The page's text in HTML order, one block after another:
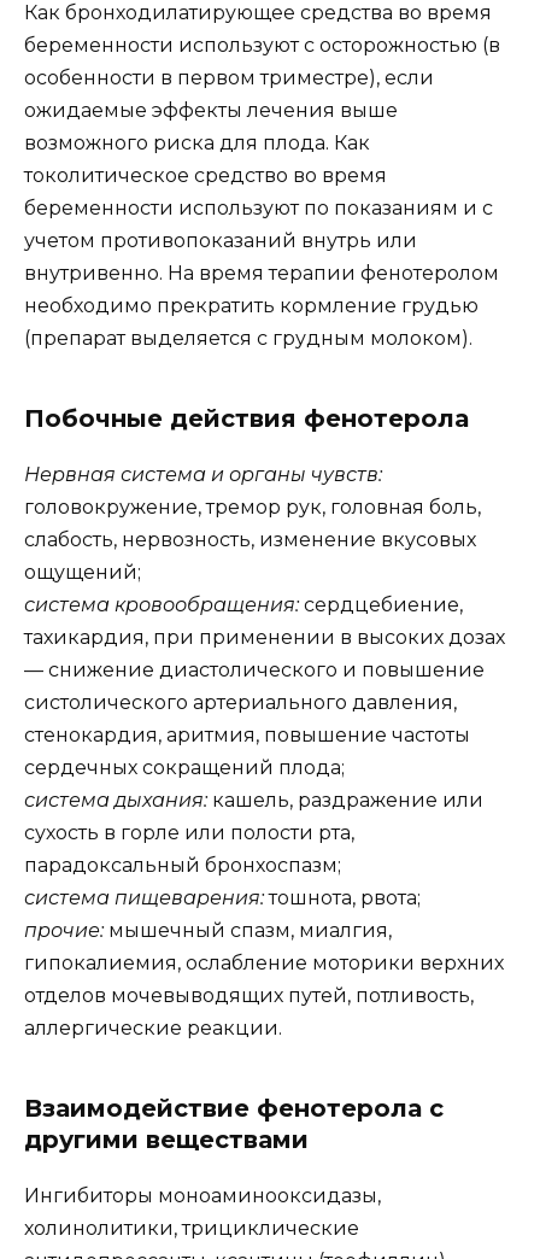
Как бронходилатирующее средства во время
беременности используют с осторожностью (в
особенности в первом триместре), если
ожидаемые эффекты лечения выше
возможного риска для плода. Как
токолитическое средство во время
беременности используют по показаниям и с
учетом противопоказаний внутрь или
внутривенно. На время терапии фенотеролом
необходимо прекратить кормление грудью
(препарат выделяется с грудным молоком).
Побочные действия фенотерола
Нервная система и органы чувств:
головокружение, тремор рук, головная боль,
слабость, нервозность, изменение вкусовых
ощущений;
система кровообращения:сердцебиение,
тахикардия, при применении в высоких дозах
— снижение диастолического и повышение
систолического артериального давления,
стенокардия, аритмия, повышение частоты
сердечных сокращений плода;
система дыхания:кашель, раздражение или
сухость в горле или полости рта,
парадоксальный бронхоспазм;
система пищеварения:тошнота, рвота;
прочие:мышечный спазм, миалгия,
гипокалиемия, ослабление моторики верхних
отделов мочевыводящих путей, потливость,
аллергические реакции.
Взаимодействие фенотерола с
другими веществами
Ингибиторы моноаминооксидазы,
холинолитики, трициклические